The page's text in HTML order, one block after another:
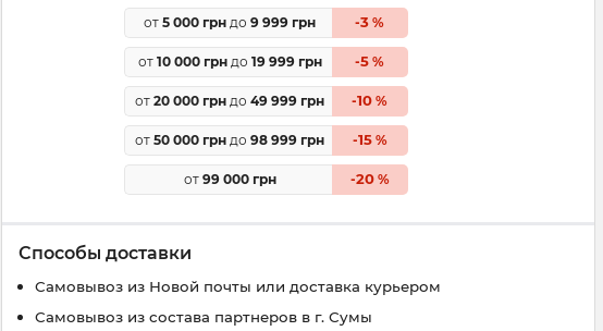
от 5 000 грн до 9 999 грн -3 %
от 10 000 грндо 19 999 грн -5 %
от 20 000 грн до 49 999 грн -10 %
от 50 000 грн до 98 999 грн -15%
от 99 000 грн -20%
Способы доставки
Самовывоз из Новой почты или доставка курьером
Самовывоз из состава партнеров в г. Сумы